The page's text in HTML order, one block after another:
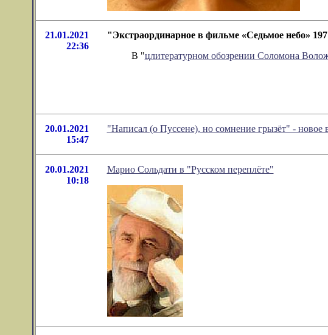
21.01.2021
22:36
"Экстраординарное в фильме «Седьмое небо»
В "цлитературном обозрении Соломона
20.01.2021
15:47
"Написал (о Пуссене), но сомнение грызёт" -
20.01.2021
10:18
Марио Сольдати в "Русском переплёте"